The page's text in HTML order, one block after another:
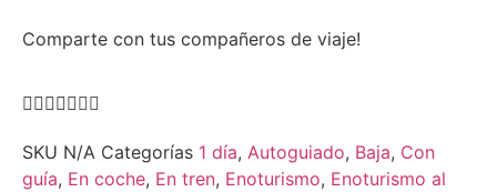
Comparte con tus compañeros de viaje!
SKU N/A Categorías 1 día, Autoguiado, Baja, Con
guía, En coche, En tren, Enoturismo, Enoturismo al